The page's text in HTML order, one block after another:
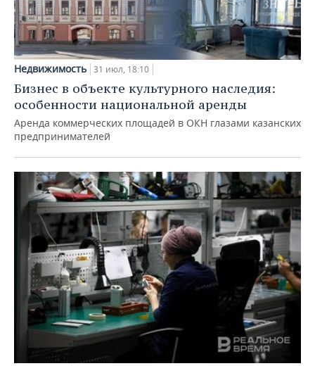
Недвижимость 31 июл, 18:10
Бизнес в объекте культурного наследия:
особенности национальной аренды
Аренда коммерческих площадей в ОКН глазами казанских
предпринимателей